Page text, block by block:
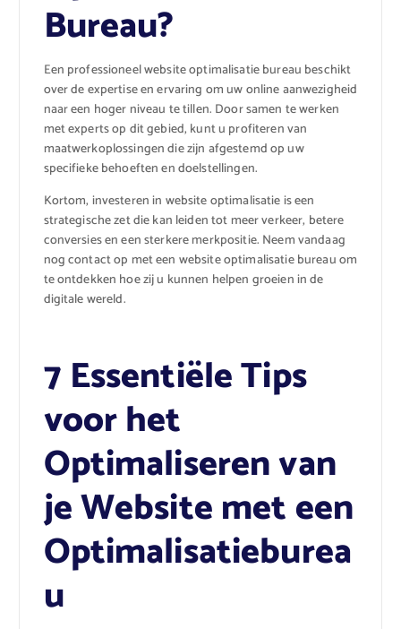
Bureau?
Een professioneel website optimalisatie bureau beschikt
over de expertise en ervaring om uw online aanwezigheid
naar een hoger niveau te tillen. Door samen te werken
met experts op dit gebied, kunt u profiteren van
maatwerkoplossingen die zijn afgestemd op uw
specifieke behoeften en doelstellingen.
Kortom, investeren in website optimalisatie is een
strategische zet die kan leiden tot meer verkeer, betere
conversies en een sterkere merkpositie. Neem vandaag
nog contact op met een website optimalisatie bureau om
te ontdekken hoe zij u kunnen helpen groeien in de
digitale wereld.
7 Essentiële Tips
voor het
Optimaliseren van
je Website met een
Optimalisatieburea
u